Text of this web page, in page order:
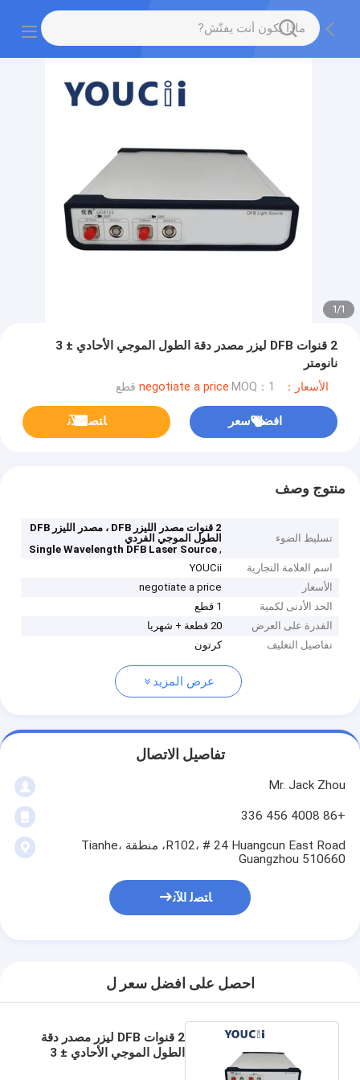
1
/
1
2 قنوات DFB ليزر مصدر دقة الطول الموجي الأحادي ± 3
نانومتر
الأسعار：negotiate a price MOQ：1 قطع
افضل سعر ﺎﺘﺼﻟ ﺍﻶﻧ
منتوج وصف
تسليط الضوء
2 قنوات مصدر الليزر DFB ، مصدر الليزر DFB
الطول الموجي الفردي
,
Single Wavelength DFB Laser Source
اسم العلامة التجارية
YOUCii
الأسعار
negotiate a price
الحد الأدنى لكمية
1 قطع
القدرة على العرض
20 قطعة + شهريا
تفاصيل التغليف
كرتون
عرض المزيد
تفاصيل الاتصال
Mr. Jack Zhou
+86 4008 456 336
R102، # 24 Huangcun East Road، منطقة Tianhe،
Guangzhou 510660
ﺎﺘﺼﻟ ﺍﻶﻧ
احصل على افضل سعر ل
2 قنوات DFB ليزر مصدر دقة
الطول الموجي الأحادي ± 3